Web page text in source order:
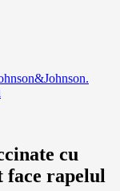
cu
face rapelul